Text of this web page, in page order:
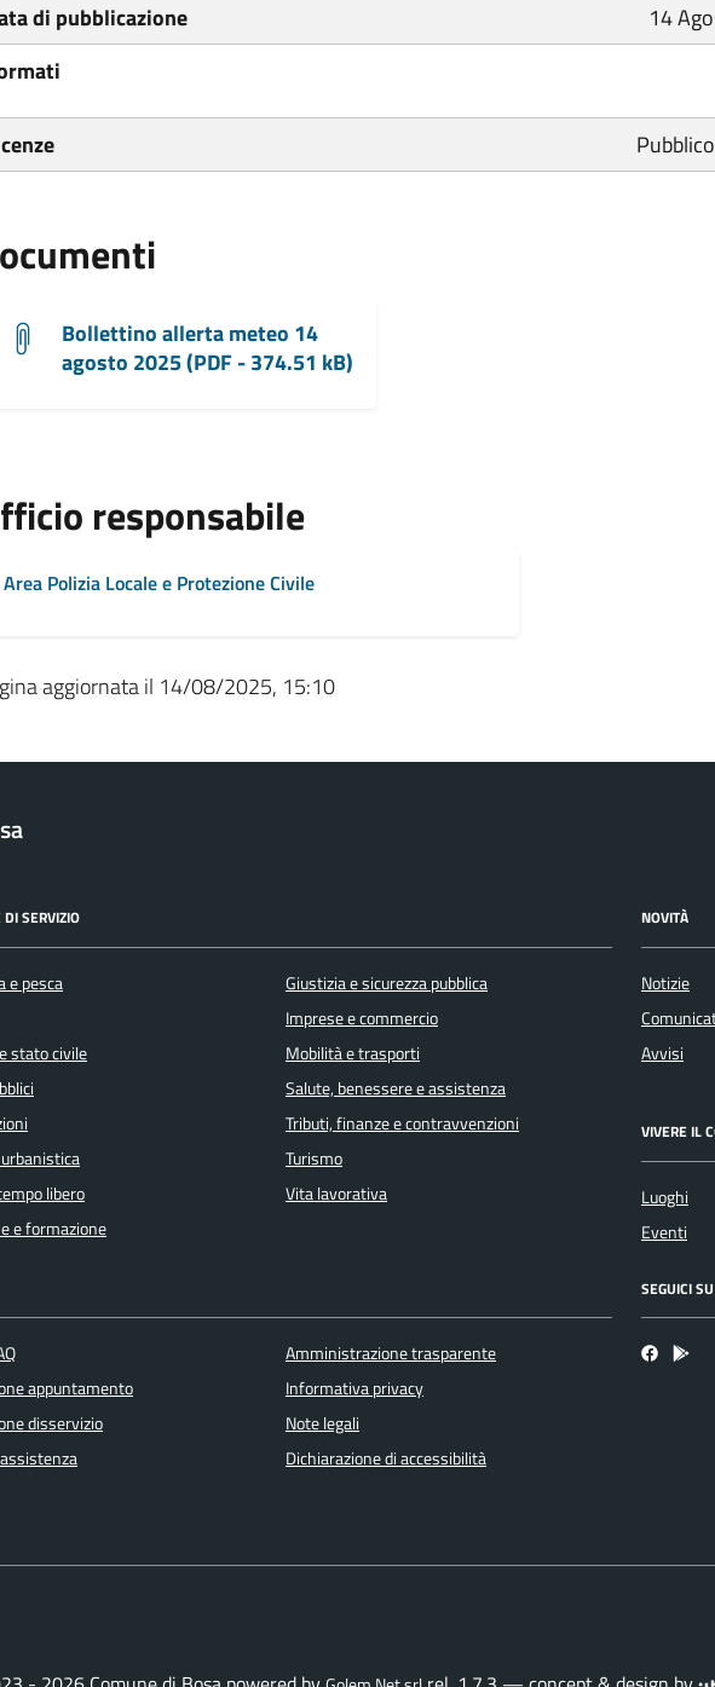
di pubblicazione
14
Bollettino allerta meteo 14
agosto 2025 (PDF - 374.51 kB)
responsabile
Area Polizia Locale e Protezione Civile
aggiornata il 14/08/2025, 15:10
DI SERVIZIO
e pesca
stato civile
libero
e formazione
Giustizia e sicurezza pubblica
Imprese e commercio
Mobilità e trasporti
Salute, benessere e assistenza
Tributi, finanze e contravvenzioni
Turismo
Vita lavorativa
NOVITÀ
Notizie
Avvisi
VIVERE IL
Luoghi
Eventi
appuntamento
disservizio
Amministrazione trasparente
Informativa privacy
Note legali
Dichiarazione di accessibilità
SEGUICI SU
Facebook